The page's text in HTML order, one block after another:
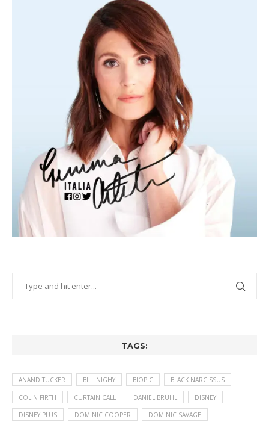
TAGS:
ANAND TUCKER BILL NIGHY BIOPIC BLACK NARCISSUS
COLIN FIRTH CURTAIN CALL DANIEL BRUHL DISNEY
DISNEY PLUS DOMINIC COOPER DOMINIC SAVAGE